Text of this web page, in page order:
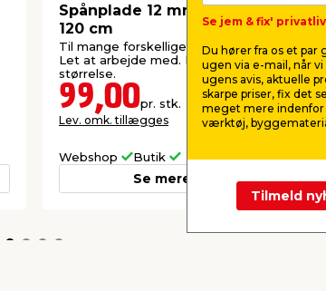
Spånplade 12 mm - 80 x
120 cm
Til mange forskellige projekter.
Let at arbejde med. Handy
størrelse.
99,00pr. stk.
Lev. omk. tillægges
Webshop Butik
Se mere
x
Se jem & fix'
Du hører fra os et par
ugen via e-mail, når
ugens avis, aktuelle
skarpe priser, fix det
meget mere indenfor
værktøj,
Tilmeld